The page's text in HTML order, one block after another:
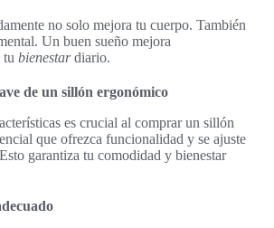
no solo mejora tu cuerpo. También
Un buen sueño mejora
tu bienestardiario.
de un sillón ergonómico
es crucial al comprar un sillón
que ofrezca funcionalidad y se ajuste
garantiza tu comodidad y bienestar